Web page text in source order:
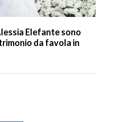
Elefante sono
da favola in